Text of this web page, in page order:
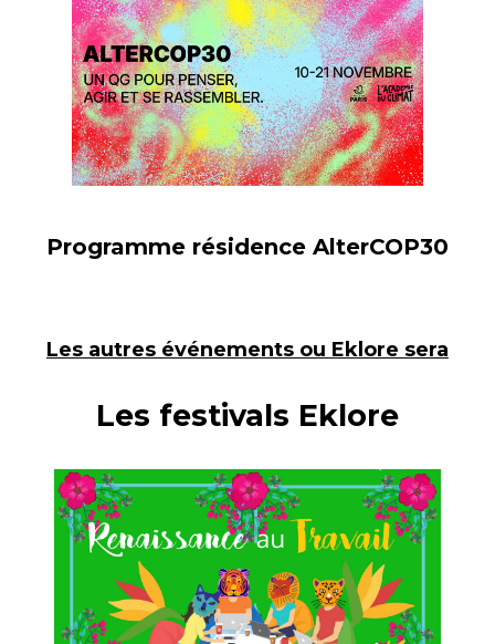
Programme résidence AlterCOP30
Les autres événements ou Eklore sera
Les festivals Eklore